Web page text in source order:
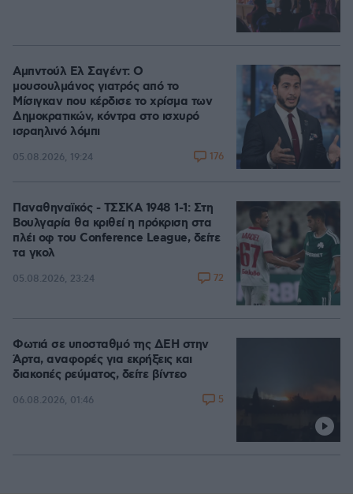
Αμπντούλ Ελ Σαγέντ: Ο
μουσουλμάνος γιατρός από το
Μίσιγκαν που κέρδισε το χρίσμα των
Δημοκρατικών, κόντρα στο ισχυρό
ισραηλινό λόμπι
05.08.2026, 19:24 176
Παναθηναϊκός - ΤΣΣΚΑ 1948 1-1: Στη
Βουλγαρία θα κριθεί η πρόκριση στα
πλέι οφ του Conference League, δείτε
τα γκολ
05.08.2026, 23:24 72
Φωτιά σε υποσταθμό της ΔΕΗ στην
Άρτα, αναφορές για εκρήξεις και
διακοπές ρεύματος, δείτε βίντεο
06.08.2026, 01:46 5